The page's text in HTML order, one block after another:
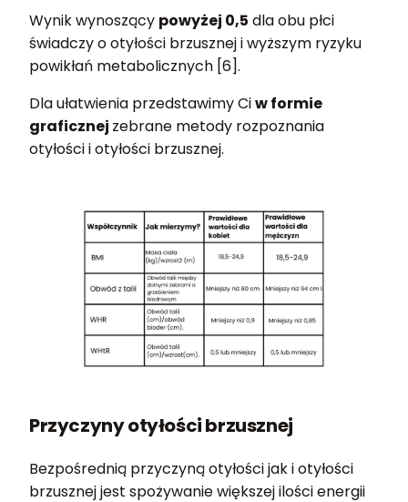
Wynik wynoszący powyżej 0,5 dla obu płci
świadczy o otyłości brzusznej i wyższym ryzyku
powikłań metabolicznych [6].
Dla ułatwienia przedstawimy Ciw formie
graficznej zebrane metody rozpoznania
otyłości i otyłości brzusznej.
Przyczyny otyłości brzusznej
Bezpośrednią przyczyną otyłości jak i otyłości
brzusznej jest spożywanie większej ilości energii